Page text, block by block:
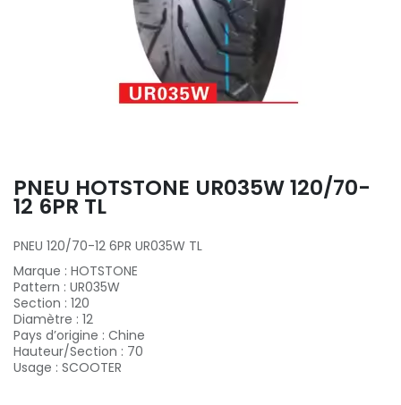
PNEU HOTSTONE UR035W 120/70-
12 6PR TL
PNEU 120/70-12 6PR UR035W TL
Marque : HOTSTONE
Pattern : UR035W
Section : 120
Diamètre : 12
Pays d’origine : Chine
Hauteur/Section : 70
Usage : SCOOTER